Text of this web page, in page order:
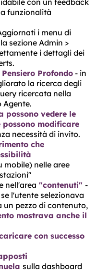
con un feedback
funzionalità
i menu di
sezione Admin >
i dettagli dei
Profondo- in
la ricerca degli
ricercata nella
Agente.
possono vedere le
modificare
necessità di invito.
che
mobile) nelle aree
nell'area "contenuti" -
se l'utente selezionava
un pezzo di contenuto,
mostrava anche il
con successo
sulla dashboard